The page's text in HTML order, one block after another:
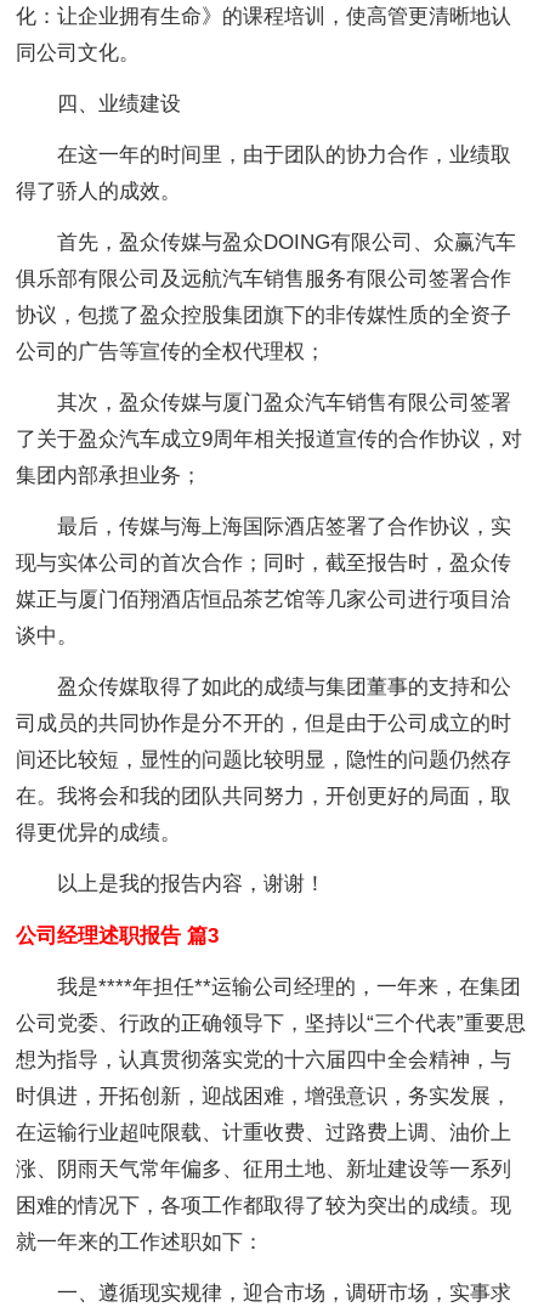
化：让企业拥有生命》的课程培训，使高管更清晰地认
同公司文化。
四、业绩建设
在这一年的时间里，由于团队的协力合作，业绩取
得了骄人的成效。
首先，盈众传媒与盈众DOING有限公司、众赢汽车
俱乐部有限公司及远航汽车销售服务有限公司签署合作
协议，包揽了盈众控股集团旗下的非传媒性质的全资子
公司的广告等宣传的全权代理权；
其次，盈众传媒与厦门盈众汽车销售有限公司签署
了关于盈众汽车成立9周年相关报道宣传的合作协议，对
集团内部承担业务；
最后，传媒与海上海国际酒店签署了合作协议，实
现与实体公司的首次合作；同时，截至报告时，盈众传
媒正与厦门佰翔酒店恒品茶艺馆等几家公司进行项目洽
谈中。
盈众传媒取得了如此的成绩与集团董事的支持和公
司成员的共同协作是分不开的，但是由于公司成立的时
间还比较短，显性的问题比较明显，隐性的问题仍然存
在。我将会和我的团队共同努力，开创更好的局面，取
得更优异的成绩。
以上是我的报告内容，谢谢！
公司经理述职报告 篇3
我是****年担任**运输公司经理的，一年来，在集团
公司党委、行政的正确领导下，坚持以“三个代表”重要思
想为指导，认真贯彻落实党的十六届四中全会精神，与
时俱进，开拓创新，迎战困难，增强意识，务实发展，
在运输行业超吨限载、计重收费、过路费上调、油价上
涨、阴雨天气常年偏多、征用土地、新址建设等一系列
困难的情况下，各项工作都取得了较为突出的成绩。现
就一年来的工作述职如下：
一、遵循现实规律，迎合市场，调研市场，实事求